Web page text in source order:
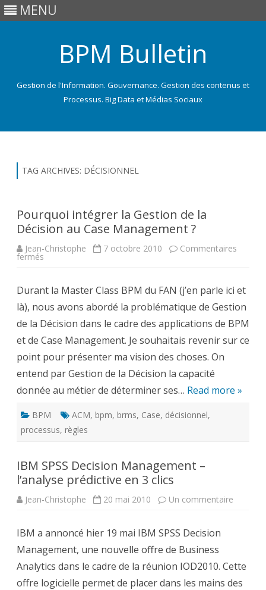
MENU
BPM Bulletin
Gestion de l'Information. Gouvernance. Gestion des contenus et
Processus. Big Data et Médias Sociaux
TAG ARCHIVES: DÉCISIONNEL
Pourquoi intégrer la Gestion de la
Décision au Case Management ?
Jean-Christophe 7 octobre 2010 Commentaires
fermés
Gestion
de
la
Décision
au
Case
Management
?
Durant la Master Class BPM du FAN (j’en parle ici et
là), nous avons abordé la problématique de Gestion
de la Décision dans le cadre des applications de BPM
et de Case Management. Je souhaitais revenir sur ce
point pour présenter ma vision des choses. On
entend par Gestion de la Décision la capacité
donnée au métier de déterminer ses… Read more »
BPM ACM, bpm, brms, Case, décisionnel,
processus, règles
IBM SPSS Decision Management –
l’analyse prédictive en 3 clics
Jean-Christophe 20 mai 2010 Un commentaire
en
3
clics
IBM a annoncé hier 19 mai IBM SPSS Decision
Management, une nouvelle offre de Business
Analytics dans le cadre de la réunion IOD2010. Cette
offre logicielle permet de placer dans les mains des